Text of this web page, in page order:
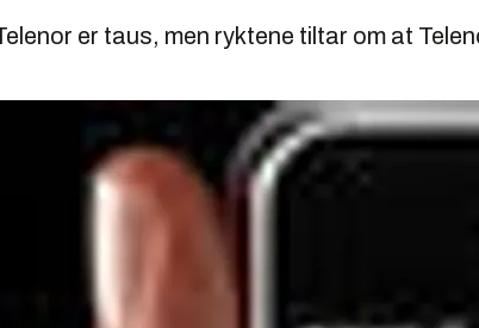
er taus, men ryktene tiltar om at